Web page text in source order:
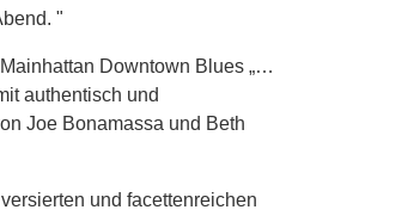
"
Downtown Blues „…
authentisch und
Joe Bonamassa und Beth
und fa­cet­ten­rei­chen